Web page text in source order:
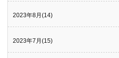
2023年8月(14)
2023年7月(15)